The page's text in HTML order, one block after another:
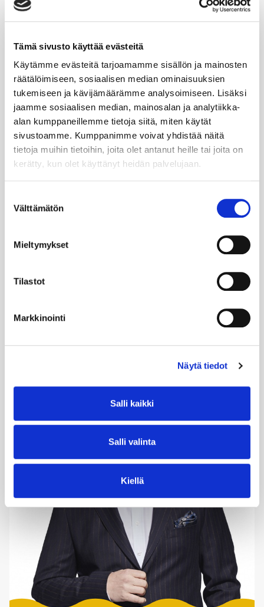
Tämä sivusto käyttää evästeitä
Käytämme evästeitä tarjoamamme sisällön ja mainosten
räätälöimiseen, sosiaalisen median ominaisuuksien
tukemiseen ja kävijämäärämme analysoimiseen. Lisäksi
jaamme sosiaalisen median, mainosalan ja analytiikka-
alan kumppaneillemme tietoja siitä, miten käytät
sivustoamme. Kumppanimme voivat yhdistää näitä
tietoja muihin tietoihin, joita olet antanut heille tai joita on
kerätty, kun olet käyttänyt heidän palvelujaan.
valinta
Välttämätön
Mieltymykset
Tilastot
Markkinointi
Näytä tiedot
Salli kaikki
Salli valinta
Kiellä
Laura Tarkka
COO Finland, Germany & Poland / Scandic Group
AB
Laura Tarkka on suomalaisen majoitus ja palvelualan
muutosjohtaja – käytännönläheinen, ihmisläheinen ja
samalla vahvasti strateginen. Laura johtaa Suomessa
61 hotellin verkostoa tavalla, jossa selkeä suunta
toiminut aiemmin mm. Gigantin ja Kämp Collection
Hotelsin toimitusjohtajana. Laura tunnetaan siitä, että
omalla parhaalla tavallaan. Lauran urapolku on
muutokseen uteliaasti, johtamiseen rohkeasti ja
tulevaisuuteen aina rakentavasti – myös silloin, kun